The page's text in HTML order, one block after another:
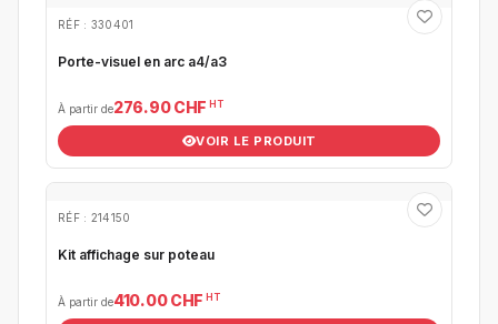
RÉF : 330401
Porte-visuel en arc a4/a3
À partir de276.90 CHF HT
VOIR LE PRODUIT
RÉF : 214150
Kit affichage sur poteau
À partir de410.00 CHF HT